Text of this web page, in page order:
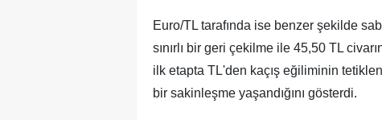
Euro/TL tarafında ise benzer şekilde
sınırlı bir geri çekilme ile 45,50 TL
ilk etapta TL'den kaçış eğiliminin
bir sakinleşme yaşandığını gösterdi.